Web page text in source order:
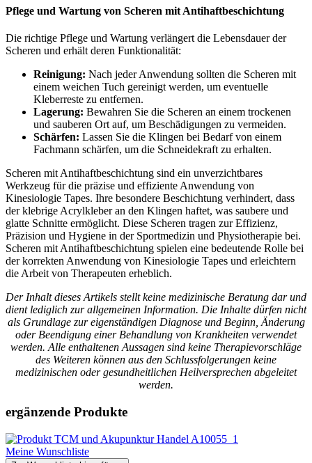
Pflege und Wartung von Scheren mit Antihaftbeschichtung
Die richtige Pflege und Wartung verlängert die Lebensdauer der
Scheren und erhält deren Funktionalität:
Reinigung: Nach jeder Anwendung sollten die Scheren mit
einem weichen Tuch gereinigt werden, um eventuelle
Kleberreste zu entfernen.
Lagerung: Bewahren Sie die Scheren an einem trockenen
und sauberen Ort auf, um Beschädigungen zu vermeiden.
Schärfen: Lassen Sie die Klingen bei Bedarf von einem
Fachmann schärfen, um die Schneidekraft zu erhalten.
Scheren mit Antihaftbeschichtung sind ein unverzichtbares
Werkzeug für die präzise und effiziente Anwendung von
Kinesiologie Tapes. Ihre besondere Beschichtung verhindert, dass
der klebrige Acrylkleber an den Klingen haftet, was saubere und
glatte Schnitte ermöglicht. Diese Scheren tragen zur Effizienz,
Präzision und Hygiene in der Sportmedizin und Physiotherapie bei.
Scheren mit Antihaftbeschichtung spielen eine bedeutende Rolle bei
der korrekten Anwendung von Kinesiologie Tapes und erleichtern
die Arbeit von Therapeuten erheblich.
Der Inhalt dieses Artikels stellt keine medizinische Beratung dar und
dient lediglich zur allgemeinen Information. Die Inhalte dürfen nicht
als Grundlage zur eigenständigen Diagnose und Beginn, Änderung
oder Beendigung einer Behandlung von Krankheiten verwendet
werden. Alle enthaltenen Aussagen sind keine Therapievorschläge
des Weiteren können aus den Schlussfolgerungen keine
medizinischen oder gesundheitlichen Heilversprechen abgeleitet
werden.
ergänzende Produkte
Meine Wunschliste